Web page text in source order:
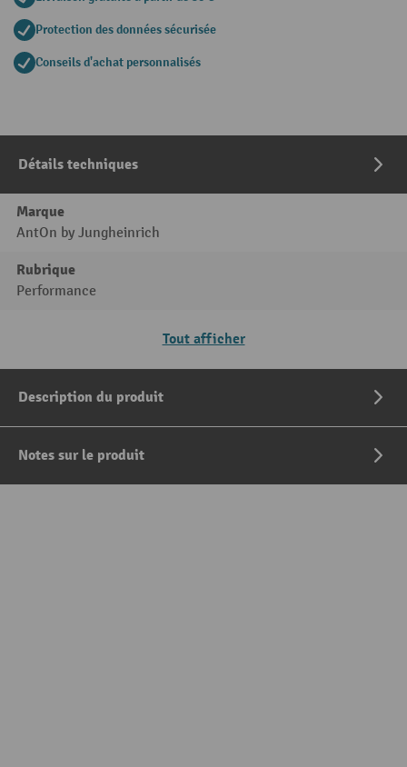
Protection des données sécurisée
Conseils d'achat personnalisés
Détails techniques
Marque
AntOn by Jungheinrich
Rubrique
Performance
Tout afficher
Description du produit
Notes sur le produit